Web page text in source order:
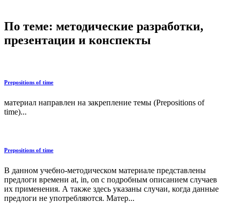
По теме: методические разработки,
презентации и конспекты
Prepositions of time
материал направлен на закрепление темы (Prepositions of
time)...
Prepositions of time
В данном учебно-методическом материале представлены
предлоги времени at, in, on с подробным описанием случаев
их применения. А также здесь указаны случаи, когда данные
предлоги не употребляются. Матер...